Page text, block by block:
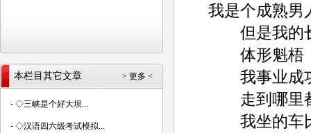
我是个成熟男
但是我的
体形魁梧，
我事业成
走到哪里
我坐的车
> 更多 <
本栏目其它文章
- ◇三峡是个好大坝...
- ◇汉语四六级考试模拟...